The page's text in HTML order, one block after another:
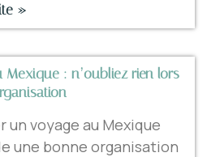
»
Mexique : n’oubliez rien lors
un voyage au Mexique
une bonne organisation